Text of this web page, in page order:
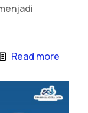
Read more